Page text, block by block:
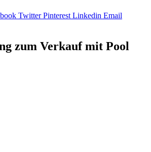
TwitterPinterest Linkedin Email
zum Verkauf mit Pool